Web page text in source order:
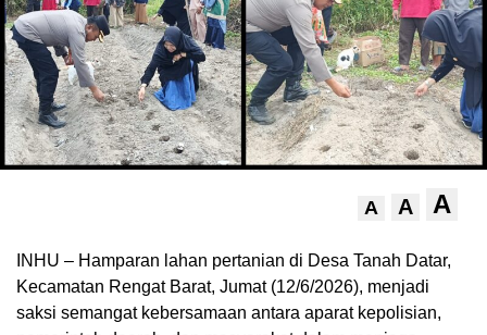
A A A
INHU – Hamparan lahan pertanian di Desa Tanah Datar,
Kecamatan Rengat Barat, Jumat (12/6/2026), menjadi
saksi semangat kebersamaan antara aparat kepolisian,